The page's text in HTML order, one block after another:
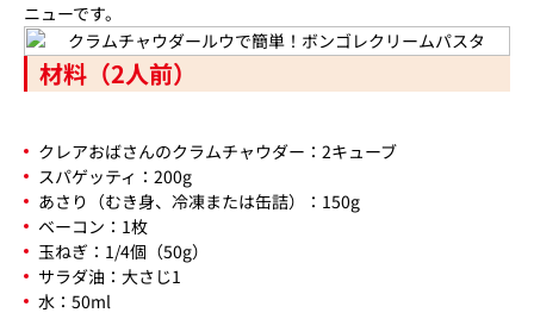
ニューです。
材料（2人前）
クレアおばさんのクラムチャウダー：2キューブ
スパゲッティ：200g
あさり（むき身、冷凍または缶詰）：150g
ベーコン：1枚
玉ねぎ：1/4個（50g）
サラダ油：大さじ1
水：50ml